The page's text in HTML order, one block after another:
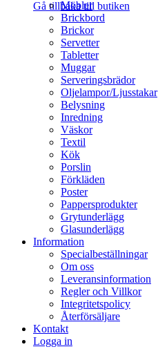
Gå tillbaka till butiken
Möbler
Brickbord
Brickor
Servetter
Tabletter
Muggar
Serveringsbrädor
Oljelampor/Ljusstakar
Belysning
Inredning
Väskor
Textil
Kök
Porslin
Förkläden
Poster
Pappersprodukter
Grytunderlägg
Glasunderlägg
Information
Specialbeställningar
Om oss
Leveransinformation
Regler och Villkor
Integritetspolicy
Återförsäljare
Kontakt
Logga in